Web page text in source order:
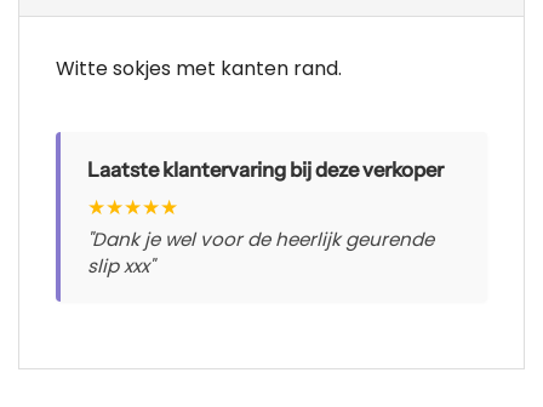
Witte sokjes met kanten rand.
Laatste klantervaring bij deze verkoper
★★★★★
"Dank je wel voor de heerlijk geurende
slip xxx"